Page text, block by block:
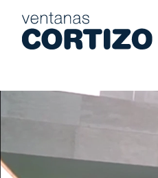
Ventanas Cortizo es una red
Productos
Asesoramiento